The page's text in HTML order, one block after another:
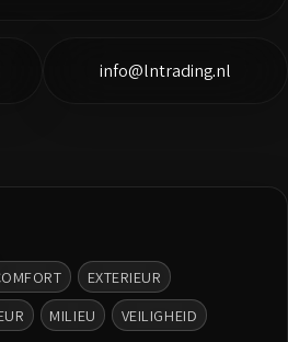
info@lntrading.nl
EXTERIEUR
MILIEU
VEILIGHEID